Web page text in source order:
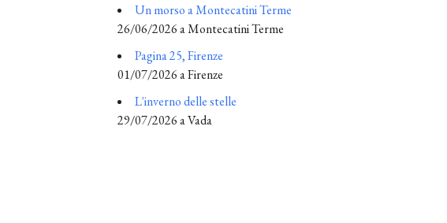
Un morso a Montecatini Terme
26/06/2026 a Montecatini Terme
Pagina 25, Firenze
01/07/2026 a Firenze
L'inverno delle stelle
29/07/2026 a Vada